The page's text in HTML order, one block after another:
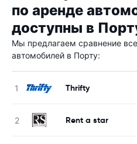
по аренде
доступны в
Мы предлагаем сравнение
автомобилей в Порту:
Thrifty
Rent a star